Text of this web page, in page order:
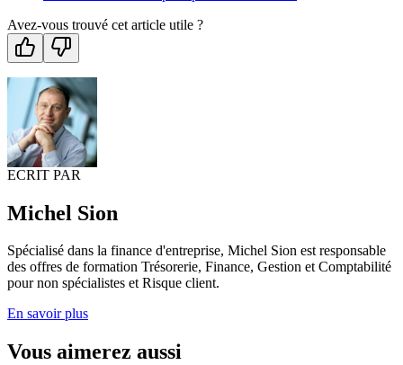
Avez-vous trouvé cet article utile ?
ECRIT PAR
Michel Sion
Spécialisé dans la finance d'entreprise, Michel Sion est responsable
des offres de formation Trésorerie, Finance, Gestion et Comptabilité
pour non spécialistes et Risque client.
En savoir plus
Vous aimerez aussi